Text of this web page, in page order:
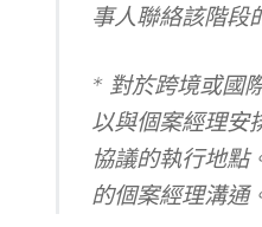
事人聯絡該階段
* 對於跨境或國
以與個案經理安
協議的執行地點
的個案經理溝通